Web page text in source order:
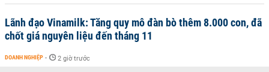
Lãnh đạo Vinamilk: Tăng quy mô đàn bò thêm 8.000 con, đã
chốt giá nguyên liệu đến tháng 11
DOANH NGHIỆP - 2 giờ trước